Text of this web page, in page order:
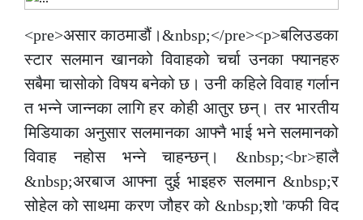
<pre>असार काठमाडौं।&nbsp;</pre><p>बलिउडका
स्टार सलमान खानको विवाहको चर्चा उनका फ्यानहरु
सबैमा चासोको विषय बनेको छ। उनी कहिले विवाह गर्लान
त भन्ने जान्नका लागि हर कोही आतुर छन्। तर भारतीय
मिडियाका अनुसार सलमानका आफ्नै भाई भने सलमानको
विवाह नहोस भन्ने चाहन्छन्। &nbsp;<br>हालै
&nbsp;अरबाज आफ्ना दुई भाइहरु सलमान &nbsp;र
सोहेल को साथमा करण जौहर को &nbsp;शो 'कफी विद